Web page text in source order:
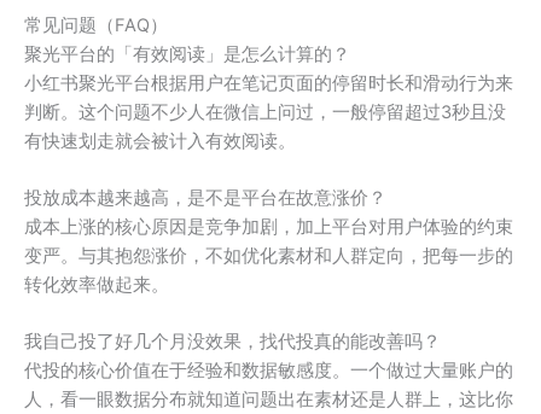
常见问题（FAQ）
聚光平台的「有效阅读」是怎么计算的？
小红书聚光平台根据用户在笔记页面的停留时长和滑动行为来
判断。这个问题不少人在微信上问过，一般停留超过3秒且没
有快速划走就会被计入有效阅读。
投放成本越来越高，是不是平台在故意涨价？
成本上涨的核心原因是竞争加剧，加上平台对用户体验的约束
变严。与其抱怨涨价，不如优化素材和人群定向，把每一步的
转化效率做起来。
我自己投了好几个月没效果，找代投真的能改善吗？
代投的核心价值在于经验和数据敏感度。一个做过大量账户的
人，看一眼数据分布就知道问题出在素材还是人群上，这比你